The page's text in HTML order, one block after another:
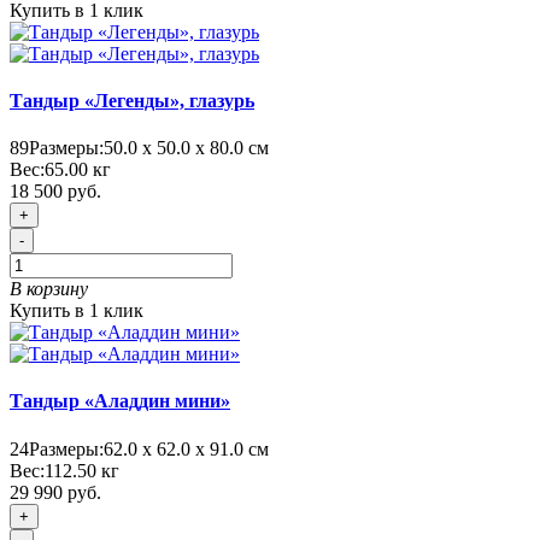
Купить в 1 клик
Тандыр «Легенды», глазурь
89Размеры:50.0 х 50.0 х 80.0 см
Вес:65.00 кг
18 500 руб.
+
-
В корзину
Купить в 1 клик
Тандыр «Аладдин мини»
24Размеры:62.0 х 62.0 х 91.0 см
Вес:112.50 кг
29 990 руб.
+